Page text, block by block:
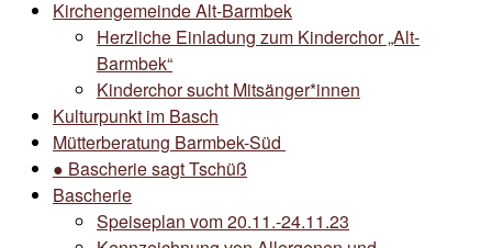
Kirchengemeinde Alt-Barmbek
Herzliche Einladung zum Kinderchor „Alt-
Barmbek“
Kinderchor sucht Mitsänger*innen
Kulturpunkt im Basch
Mütterberatung Barmbek-Süd
● Bascherie sagt Tschüß
Bascherie
Speiseplan vom 20.11.-24.11.23